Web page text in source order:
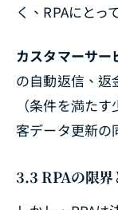
く、RPAにとっ
カスタマーサー
の自動返信、返
（条件を満た
客データ更新の
3.3 RPAの限